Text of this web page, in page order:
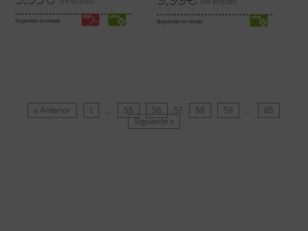
disponible en ebook:
IVA incluido
disponible en ebook:
« Anterior 1 … 55 56 57 58 59 …
85
Siguiente »